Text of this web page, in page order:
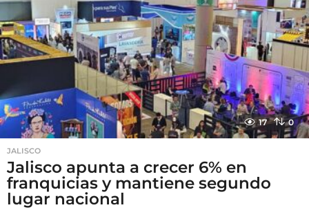
a
g
o
17 0
JALISCO
Jalisco apunta a crecer 6% en
franquicias y mantiene segundo
lugar nacional